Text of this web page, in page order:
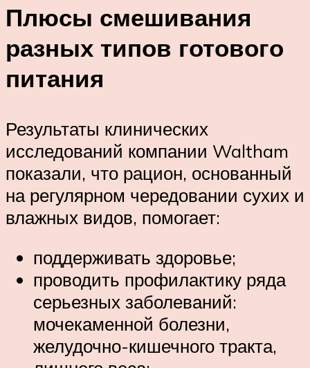
Плюсы смешивания
разных типов готового
питания
Результаты клинических
исследований компании Waltham
показали, что рацион, основанный
на регулярном чередовании сухих и
влажных видов, помогает:
поддерживать здоровье;
проводить профилактику ряда
серьезных заболеваний:
мочекаменной болезни,
желудочно-кишечного тракта,